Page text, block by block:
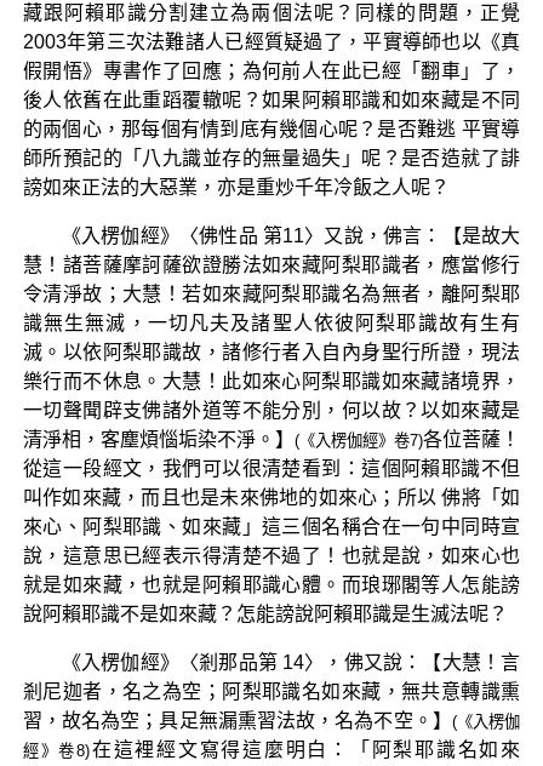
藏跟阿賴耶識分割建立為兩個法呢？同樣的問題，正覺
2003年第三次法難諸人已經質疑過了，平實導師也以《真
假開悟》專書作了回應；為何前人在此已經「翻車」了，
後人依舊在此重蹈覆轍呢？如果阿賴耶識和如來藏是不同
的兩個心，那每個有情到底有幾個心呢？是否難逃 平實導
師所預記的「八九識並存的無量過失」呢？是否造就了誹
謗如來正法的大惡業，亦是重炒千年冷飯之人呢？
《入楞伽經》〈佛性品 第11〉又說，佛言：【是故大
慧！諸菩薩摩訶薩欲證勝法如來藏阿梨耶識者，應當修行
令清淨故；大慧！若如來藏阿梨耶識名為無者，離阿梨耶
識無生無滅，一切凡夫及諸聖人依彼阿梨耶識故有生有
滅。以依阿梨耶識故，諸修行者入自內身聖行所證，現法
樂行而不休息。大慧！此如來心阿梨耶識如來藏諸境界，
一切聲聞辟支佛諸外道等不能分別，何以故？以如來藏是
清淨相，客塵煩惱垢染不淨。】 (《入楞伽經》卷7)各位菩薩！
從這一段經文，我們可以很清楚看到：這個阿賴耶識不但
叫作如來藏，而且也是未來佛地的如來心；所以 佛將「如
來心、阿梨耶識、如來藏」這三個名稱合在一句中同時宣
說，這意思已經表示得清楚不過了！也就是說，如來心也
就是如來藏，也就是阿賴耶識心體。而琅琊閣等人怎能謗
說阿賴耶識不是如來藏？怎能謗說阿賴耶識是生滅法呢？
《入楞伽經》〈剎那品第 14〉，佛又說：【大慧！言
剎尼迦者，名之為空；阿梨耶識名如來藏，無共意轉識熏
習，故名為空；具足無漏熏習法故，名為不空。】 (《入楞伽
經》卷8)在這裡經文寫得這麼明白：「阿梨耶識名如來